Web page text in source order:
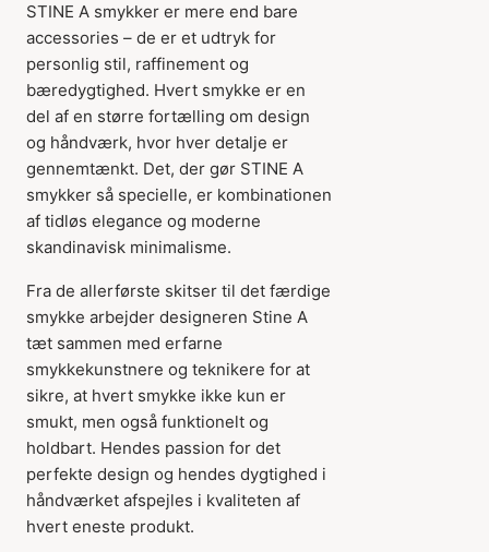
STINE A smykker er mere end bare
accessories – de er et udtryk for
personlig stil, raffinement og
bæredygtighed. Hvert smykke er en
del af en større fortælling om design
og håndværk, hvor hver detalje er
gennemtænkt. Det, der gør STINE A
smykker så specielle, er kombinationen
af tidløs elegance og moderne
skandinavisk minimalisme.
Fra de allerførste skitser til det færdige
smykke arbejder designeren Stine A
tæt sammen med erfarne
smykkekunstnere og teknikere for at
sikre, at hvert smykke ikke kun er
smukt, men også funktionelt og
holdbart. Hendes passion for det
perfekte design og hendes dygtighed i
håndværket afspejles i kvaliteten af
hvert eneste produkt.